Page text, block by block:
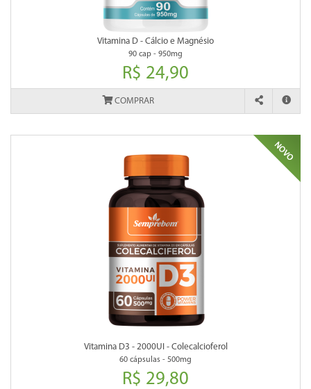
Vitamina D - Cálcio e Magnésio
90 cap - 950mg
R$ 24,90
COMPRAR
Vitamina D3 - 2000UI - Colecalcioferol
60 cápsulas - 500mg
R$ 29,80